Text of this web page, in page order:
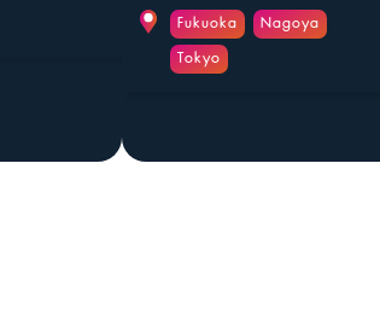
Fukuoka
Nagoya
Tokyo